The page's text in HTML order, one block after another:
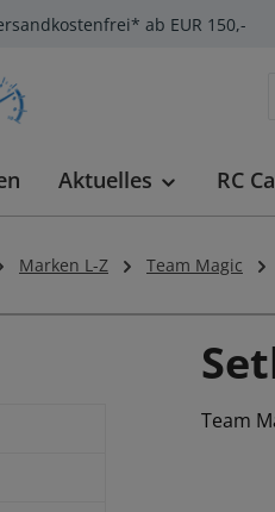
ab EUR 150,-
Aktuelles RC
Marken L-Z Team Magic
Team